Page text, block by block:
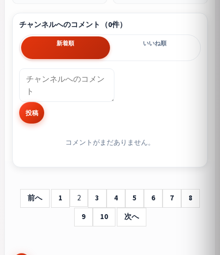
チャンネルへのコメント（0件）
新着順 いいね順
投稿
コメントがまだありません。
前へ 1 2 3 4 5 6 7
8
9
10 次へ